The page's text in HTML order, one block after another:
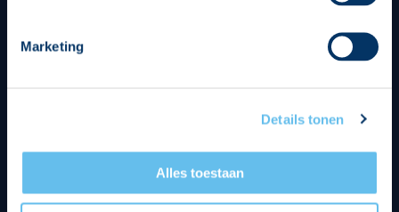
Marketing
Details tonen
Alles toestaan